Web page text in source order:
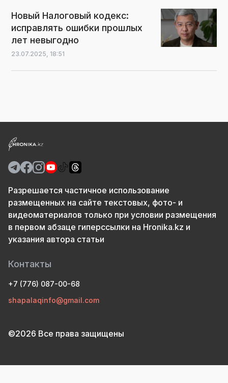
Новый Налоговый кодекс:
исправлять ошибки прошлых
лет невыгодно
23.07.2025, 18:51
Разрешается частичное использование
размещенных на сайте текстовых, фото- и
видеоматериалов только при условии размещения
в первом абзаце гиперссылки на Hronika.kz и
указания автора статьи
Контакты
+7 (776) 087-00-68
shapalaqinfo@gmail.com
©2026 Все права защищены